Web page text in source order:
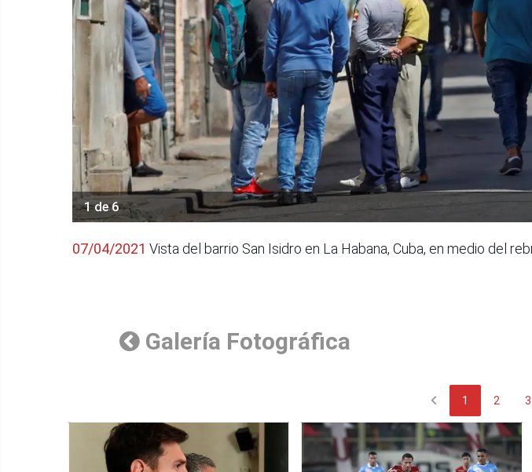
1 de 6
07/04/2021 Vista del barrio San Isidro en La Habana, Cuba, en medio del
Galería Fotográfica
chevron_left 1 2 3